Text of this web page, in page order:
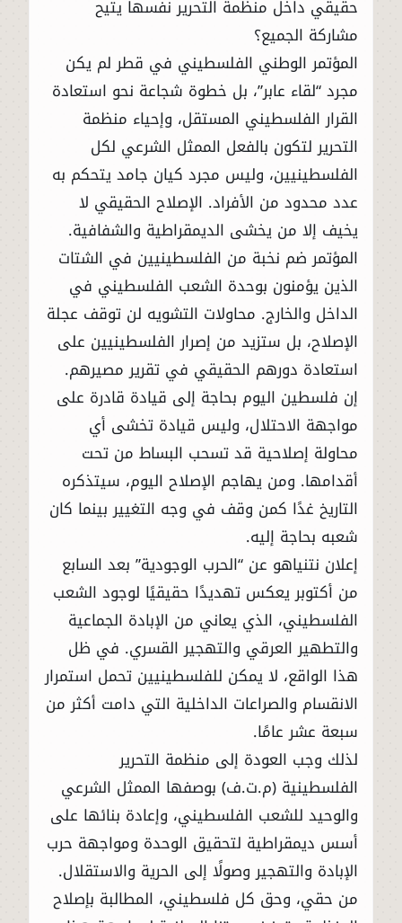
حقيقي داخل منظمة التحرير نفسها يتيح
مشاركة الجميع؟
المؤتمر الوطني الفلسطيني في قطر لم يكن
مجرد “لقاء عابر”، بل خطوة شجاعة نحو استعادة
القرار الفلسطيني المستقل، وإحياء منظمة
التحرير لتكون بالفعل الممثل الشرعي لكل
الفلسطينيين، وليس مجرد كيان جامد يتحكم به
عدد محدود من الأفراد. الإصلاح الحقيقي لا
يخيف إلا من يخشى الديمقراطية والشفافية.
المؤتمر ضم نخبة من الفلسطينيين في الشتات
الذين يؤمنون بوحدة الشعب الفلسطيني في
الداخل والخارج. محاولات التشويه لن توقف عجلة
الإصلاح، بل ستزيد من إصرار الفلسطينيين على
استعادة دورهم الحقيقي في تقرير مصيرهم.
إن فلسطين اليوم بحاجة إلى قيادة قادرة على
مواجهة الاحتلال، وليس قيادة تخشى أي
محاولة إصلاحية قد تسحب البساط من تحت
أقدامها. ومن يهاجم الإصلاح اليوم، سيتذكره
التاريخ غدًا كمن وقف في وجه التغيير بينما كان
شعبه بحاجة إليه.
إعلان نتنياهو عن “الحرب الوجودية” بعد السابع
من أكتوبر يعكس تهديدًا حقيقيًا لوجود الشعب
الفلسطيني، الذي يعاني من الإبادة الجماعية
والتطهير العرقي والتهجير القسري. في ظل
هذا الواقع، لا يمكن للفلسطينيين تحمل استمرار
الانقسام والصراعات الداخلية التي دامت أكثر من
سبعة عشر عامًا.
لذلك وجب العودة إلى منظمة التحرير
الفلسطينية (م.ت.ف) بوصفها الممثل الشرعي
والوحيد للشعب الفلسطيني، وإعادة بنائها على
أسس ديمقراطية لتحقيق الوحدة ومواجهة حرب
الإبادة والتهجير وصولًا إلى الحرية والاستقلال.
من حقي، وحق كل فلسطيني، المطالبة بإصلاح